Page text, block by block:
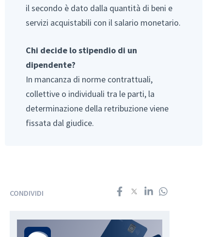
il secondo è dato dalla quantità di beni e
servizi acquistabili con il salario monetario.
Chi decide lo stipendio di un
dipendente?
In mancanza di norme contrattuali,
collettive o individuali tra le parti, la
determinazione della retribuzione viene
fissata dal giudice.
CONDIVIDI